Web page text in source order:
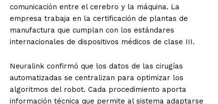
comunicación entre el cerebro y la máquina. La
empresa trabaja en la certificación de plantas de
manufactura que cumplan con los estándares
internacionales de dispositivos médicos de clase III.
Neuralink confirmó que los datos de las cirugías
automatizadas se centralizan para optimizar los
algoritmos del robot. Cada procedimiento aporta
información técnica que permite al sistema adaptarse